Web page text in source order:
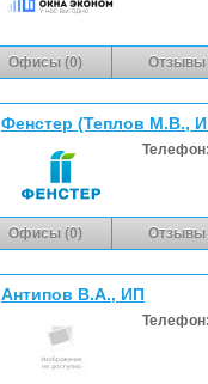
Офисы (0) Отзывы
Фенстер (Теплов М.В.,
Офисы (0) Отзывы
Антипов В.А., ИП